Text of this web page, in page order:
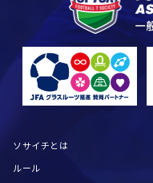
ソサイチとは
ルール